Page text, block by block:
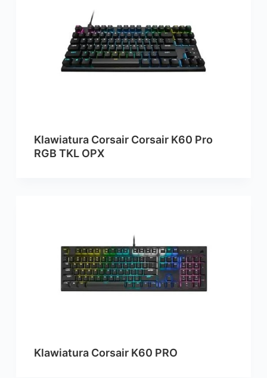
Klawiatura Corsair Corsair K60 Pro
RGB TKL OPX
Klawiatura Corsair K60 PRO